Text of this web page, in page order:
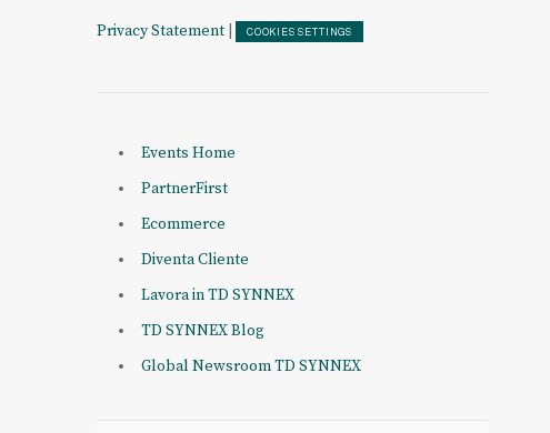
Privacy Statement COOKIES SETTINGS
Events Home
PartnerFirst
Ecommerce
Diventa Cliente
Lavora in TD SYNNEX
TD SYNNEX Blog
Global Newsroom TD SYNNEX